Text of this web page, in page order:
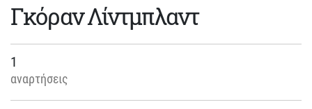
Γκόραν Λίντμπλαντ
1
αναρτήσεις